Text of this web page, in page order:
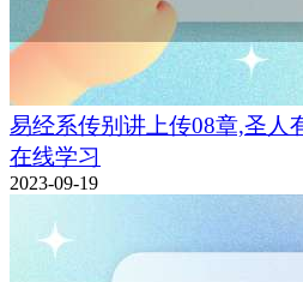
易经系传别讲上传08章,圣人
在线学习
2023-09-19